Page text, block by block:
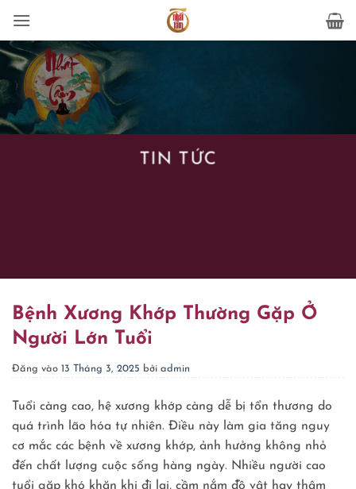
qua
nội
dung
TIN TỨC
Bệnh Xương Khớp Thường Gặp Ở
Người Lớn Tuổi
Đăng vào 13 Tháng 3, 2025 bởi admin
Tuổi càng cao, hệ xương khớp càng dễ bị tổn thương do
quá trình lão hóa tự nhiên. Điều này làm gia tăng nguy
cơ mắc các bệnh về xương khớp, ảnh hưởng không nhỏ
đến chất lượng cuộc sống hàng ngày. Nhiều người cao
tuổi gặp khó khăn khi đi lại, cầm nắm đồ vật hay thậm